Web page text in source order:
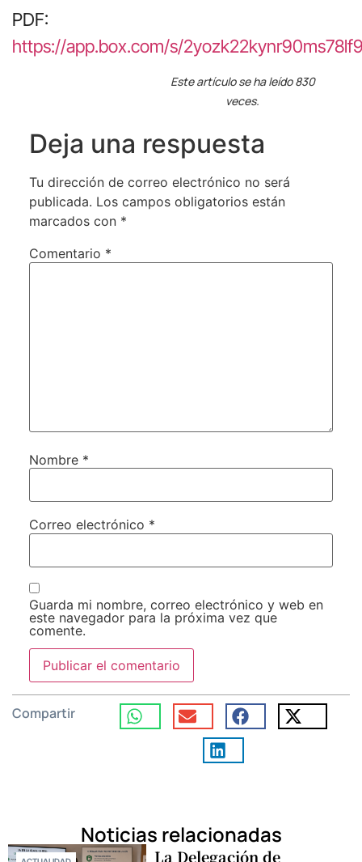
PDF:
https://app.box.com/s/
Este artículo se ha leído 830
veces.
Deja una respuesta
Tu dirección de correo electrónico no será
publicada. Los campos obligatorios están
marcados con *
Comentario *
Nombre *
Correo electrónico *
Guarda mi nombre, correo electrónico y web en
este navegador para la próxima vez que
comente.
Compartir
Noticias relacionadas
La Delegación de